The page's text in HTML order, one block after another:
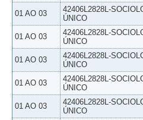
01 AO 03
42406L2828L-
ÚNICO
01 AO 03
42406L2828L-
ÚNICO
01 AO 03
42406L2828L-
ÚNICO
01 AO 03
42406L2828L-
ÚNICO
01 AO 03
42406L2828L-
ÚNICO